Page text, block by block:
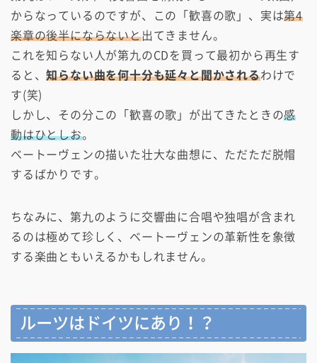
からなっているのですが、この「歓喜の歌」、実は第4
楽章の後半にならないと出てきません。
これを知らない人が第九のCDを買って最初から再生す
ると、知らない曲を何十分も延々と聞かされるわけで
す(笑)
しかし、その分この「歓喜の歌」が出てきたときの感
動はひとしお。
ベートーヴェンの描いた壮大な曲想に、ただただ脱帽
するばかりです。
ちなみに、第九のように交響曲に合唱や独唱が含まれ
るのは極めて珍しく、ベートーヴェンの革新性を象徴
する楽曲ともいえるかもしれません。
ルーツはドイツにあり！？